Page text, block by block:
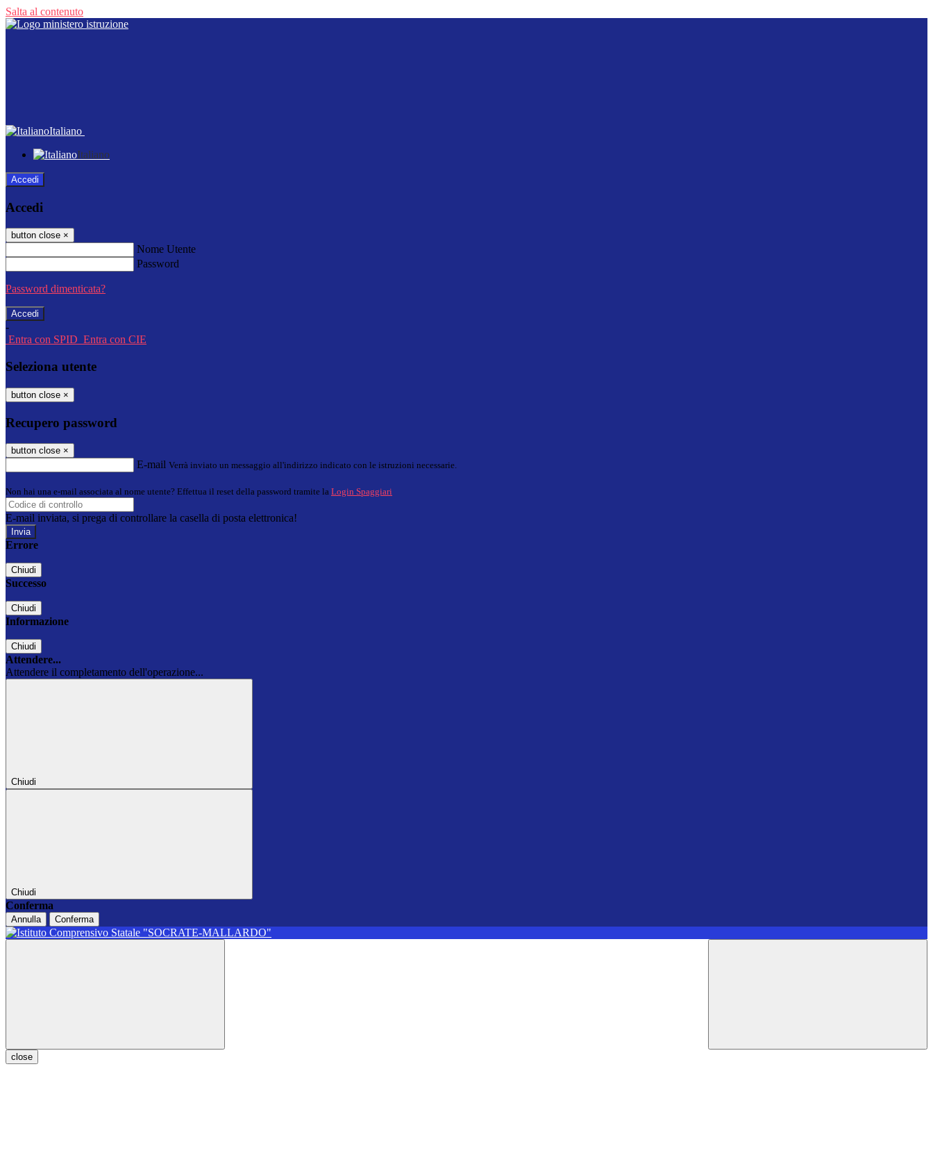
Salta al contenuto
Italiano
Italiano
Accedi
Accedi
button close ×
Nome Utente
Password
Password dimenticata?
-
Entra con SPID Entra con CIE
Seleziona utente
button close ×
Recupero password
button close ×
E-mail Verrà inviato un messaggio all'indirizzo indicato con le istruzioni necessarie.
Non hai una e-mail associata al nome utente? Effettua il reset della password tramite la Login Spaggiari
E-mail inviata, si prega di controllare la casella di posta elettronica!
Errore
Chiudi
Successo
Chiudi
Informazione
Chiudi
Attendere...
Attendere il completamento dell'operazione...
Chiudi
Chiudi
Conferma
Annulla Conferma
close